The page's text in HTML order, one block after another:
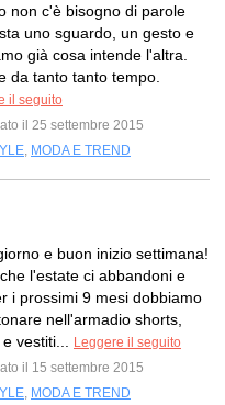
non c'è bisogno di parole
uno sguardo, un gesto e
già cosa intende l'altra.
da tanto tanto tempo.
il seguito
il 25 settembre 2015
, MODA E TREND
e buon inizio settimana!
l'estate ci abbandoni e
i prossimi 9 mesi dobbiamo
nell'armadio shorts,
vestiti...
Leggere il seguito
il 15 settembre 2015
, MODA E TREND